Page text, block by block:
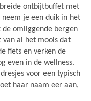
ontbijtbuffet met
neem je een duik in het
omliggende bergen
van al het moois dat
fiets en verken de
even in de wellness.
voor een typisch
haar naam eer aan,